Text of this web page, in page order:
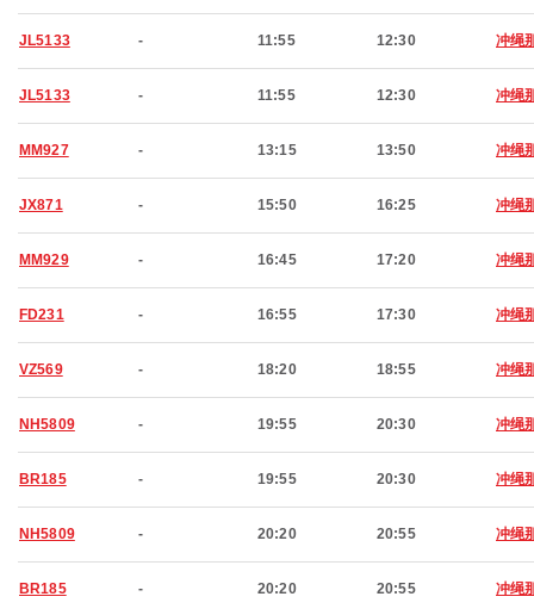
JL5133 - 11:55 12:30 冲绳
JL5133 - 11:55 12:30 冲绳
MM927 - 13:15 13:50 冲绳
JX871 - 15:50 16:25 冲绳
MM929 - 16:45 17:20 冲绳
FD231 - 16:55 17:30 冲绳
VZ569 - 18:20 18:55 冲绳
NH5809 - 19:55 20:30 冲绳
BR185 - 19:55 20:30 冲绳
NH5809 - 20:20 20:55 冲绳
BR185 - 20:20 20:55 冲绳